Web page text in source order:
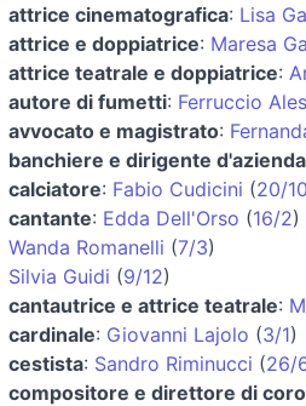
attrice cinematografica: Lisa
attrice e doppiatrice: Maresa
attrice teatrale e doppiatrice:
autore di fumetti: Ferruccio
avvocato e magistrato:
banchiere e dirigente d'azienda
calciatore: Fabio Cudicini (20/10
cantante: Edda Dell'Orso (16/2)
Wanda Romanelli (7/3)
Silvia Guidi (9/12)
cantautrice e attrice teatrale:
cardinale: Giovanni Lajolo (3/1)
cestista: Sandro Riminucci (26/
compositore e direttore di coro